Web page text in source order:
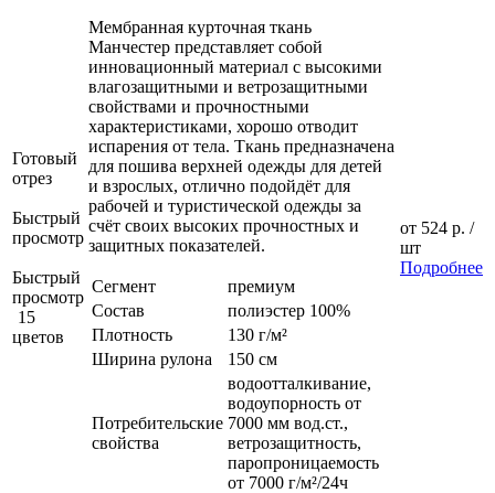
Готовый
отрез
Быстрый
просмотр
Быстрый
просмотр
15
цветов
Мембранная курточная ткань
Манчестер представляет собой
инновационный материал с высокими
влагозащитными и ветрозащитными
свойствами и прочностными
характеристиками, хорошо отводит
испарения от тела. Ткань предназначена
для пошива верхней одежды для детей
и взрослых, отлично подойдёт для
рабочей и туристической одежды за
счёт своих высоких прочностных и
защитных показателей.
Сегмент
премиум
Состав
полиэстер 100%
Плотность
130 г/м²
Ширина рулона
150 см
Потребительские
свойства
водоотталкивание,
водоупорность от
7000 мм вод.ст.,
ветрозащитность,
паропроницаемость
от 7000 г/м²/24ч
от 524 р. /
шт
Подробнее